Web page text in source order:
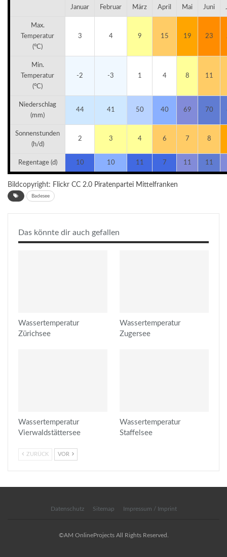
Januar Februar März April Mai Juni
Max.
Temperatur
(°C)
3 4 9 15 19 23
Min.
Temperatur
(°C)
-2 -3 1 4 8 11
Niederschlag
(mm)
44 41 50 40 69 70
Sonnenstunden
(h/d)
2 3 4 6 7 8
Regentage (d) 10 10 11 7 11 11
Bildcopyright: Flickr CC 2.0 Piratenpartei Mittelfranken
Badesee
Das könnte dir auch gefallen
Wassertemperatur
Zürichsee
Wassertemperatur
Zugersee
Wassertemperatur
Vierwaldstättersee
Wassertemperatur
Staffelsee
ZURÜCK VOR
Datenschutz Sitemap Impressum / Imprint
©AM OnlineProjects All Rights Reserved.